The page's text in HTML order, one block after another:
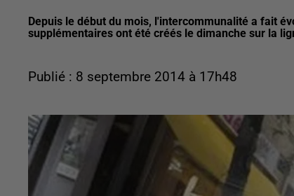
Depuis le début du mois, l'intercommunalité a fait
supplémentaires ont été créés le dimanche sur la
Publié : 8 septembre 2014 à 17h48